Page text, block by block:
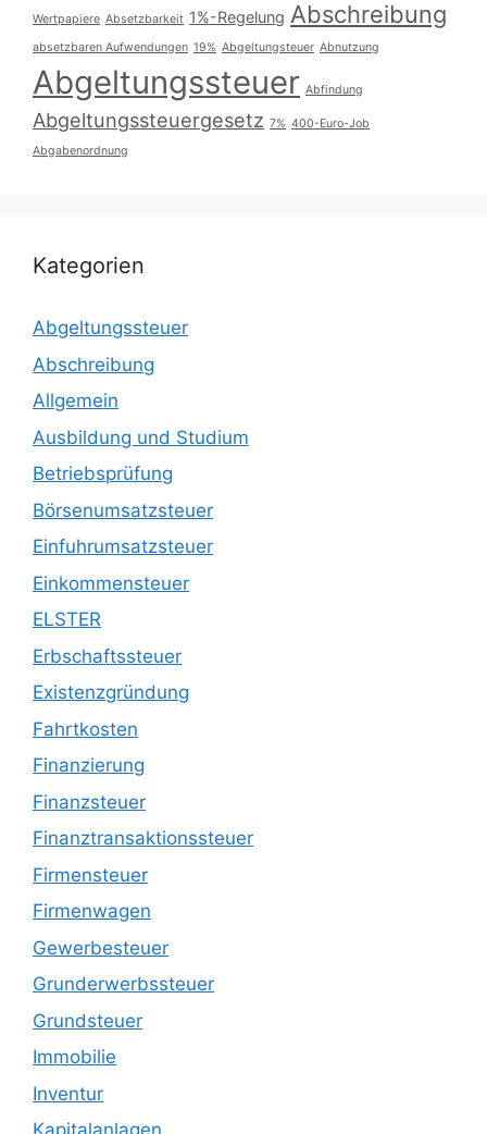
Wertpapiere Absetzbarkeit 1%-Regelung Abschreibung
absetzbaren Aufwendungen 19% Abgeltungsteuer Abnutzung
Abgeltungssteuer Abfindung
Abgeltungssteuergesetz 7% 400-Euro-Job
Abgabenordnung
Kategorien
Abgeltungssteuer
Abschreibung
Allgemein
Ausbildung und Studium
Betriebsprüfung
Börsenumsatzsteuer
Einfuhrumsatzsteuer
Einkommensteuer
ELSTER
Erbschaftssteuer
Existenzgründung
Fahrtkosten
Finanzierung
Finanzsteuer
Finanztransaktionssteuer
Firmensteuer
Firmenwagen
Gewerbesteuer
Grunderwerbssteuer
Grundsteuer
Immobilie
Inventur
Kapitalanlagen